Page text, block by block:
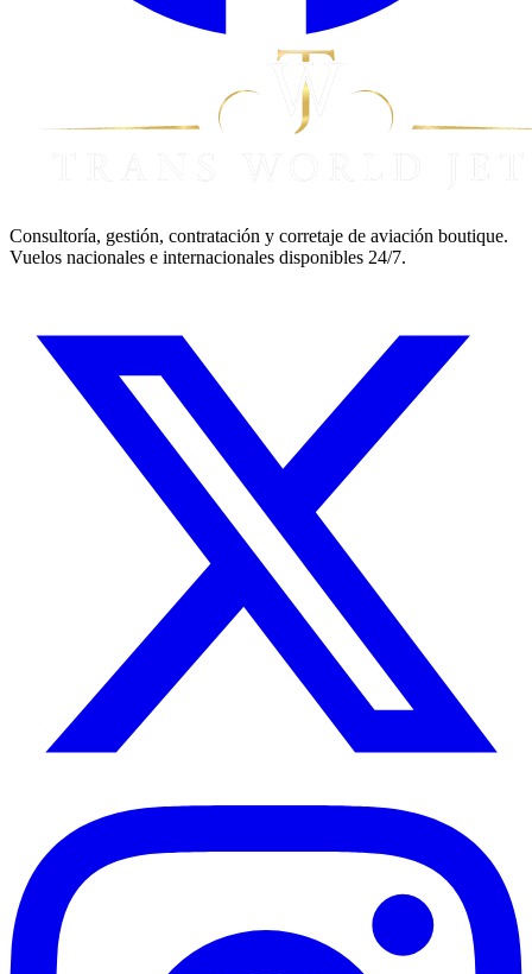
Consultoría, gestión, contratación y corretaje de aviación boutique.
Vuelos nacionales e internacionales disponibles 24/7.